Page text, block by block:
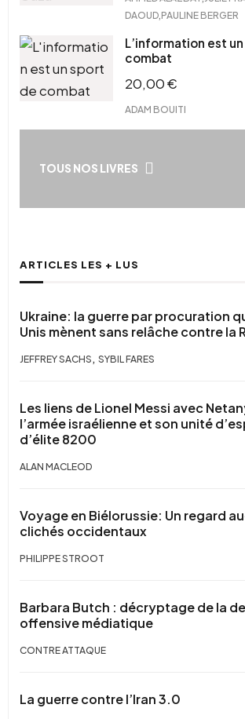
DAOUD PAULINE BERGER
L’information est
combat
20,00€
ADAM BOUITI
TOUS NOS LIVRES
ARTICLES LES + LUS
Ukraine: la guerre par procuration
Unis mènent sans relâche contre la
JEFFREY SACHS , SYBIL FARES
Les liens de Lionel Messi avec
l’armée israélienne et son unité
d’élite 8200
ALAN MACLEOD
Voyage en Biélorussie: Un regard
clichés occidentaux
PHILIPPE STROOT
Barbara Butch : décryptage de la
offensive médiatique
CONTRE ATTAQUE
La guerre contre l’Iran 3.0